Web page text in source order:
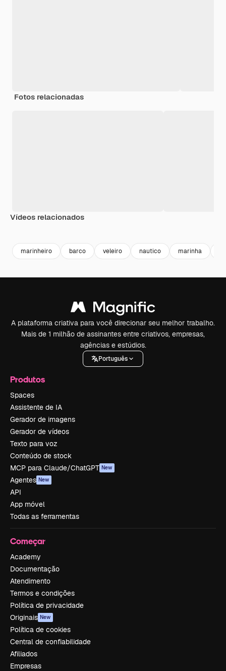
Fotos relacionadas
Vídeos relacionados
marinheiro barco veleiro nautico marinha
A plataforma criativa para você direcionar seu melhor trabalho.
Mais de 1 milhão de assinantes entre criativos, empresas,
agências e estúdios.
Português
Produtos
Spaces
Assistente de IA
Gerador de imagens
Gerador de vídeos
Texto para voz
Conteúdo de stock
MCP para Claude/ChatGPT New
Agentes New
API
App móvel
Todas as ferramentas
Começar
Academy
Documentação
Atendimento
Termos e condições
Política de privacidade
Originais New
Política de cookies
Central de confiabilidade
Afiliados
Empresas